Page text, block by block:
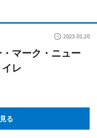
2023.01.20
マーク・ニュー
レ
る